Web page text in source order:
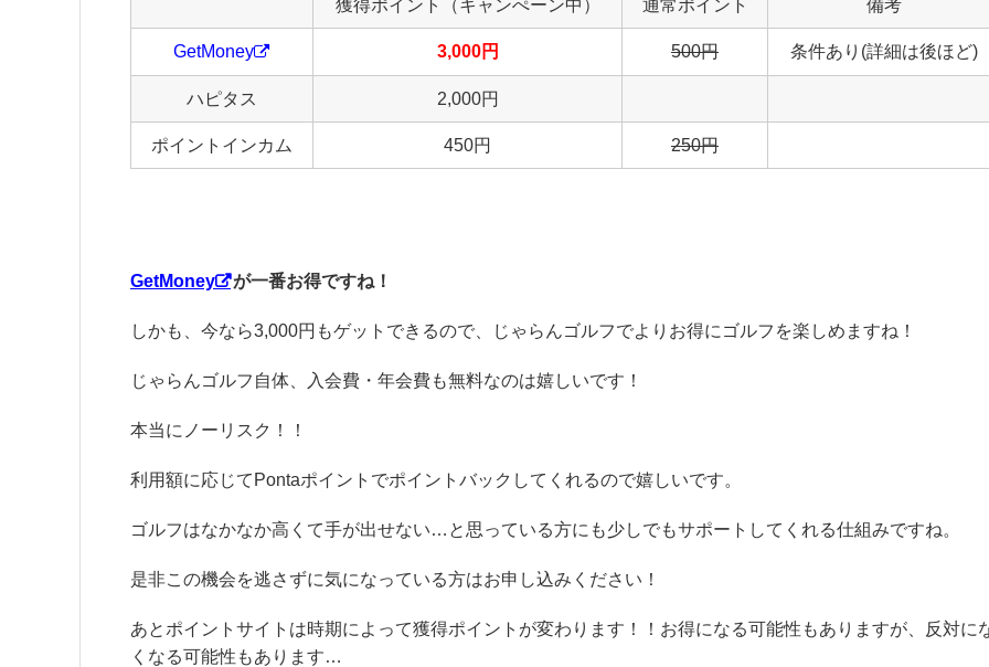
獲得ポイント（キャンぺーン中） 通常ポイント 備考
GetMoney 3,000円 500円 条件あり(詳細は後ほど)
ハピタス 2,000円
ポイントインカム 450円 250円
GetMoney が一番お得ですね！
しかも、今なら3,000円もゲットできるので、じゃらんゴルフでよりお得にゴルフを楽しめますね！
じゃらんゴルフ自体、入会費・年会費も無料なのは嬉しいです！
本当にノーリスク！！
利用額に応じてPontaポイントでポイントバックしてくれるので嬉しいです。
ゴルフはなかなか高くて手が出せない…と思っている方にも少しでもサポートしてくれる仕組みですね。
是非この機会を逃さずに気になっている方はお申し込みください！
あとポイントサイトは時期によって獲得ポイントが変わります！！お得になる可能性もありますが、反対に
くなる可能性もあります…